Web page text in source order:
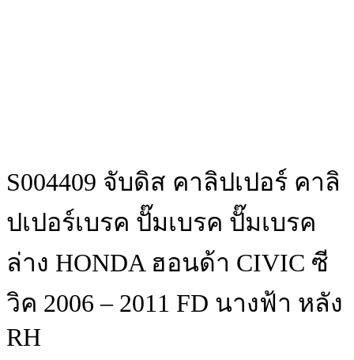
S004409 จับดิส คาลิปเปอร์ คาลิ
ปเปอร์เบรค ปั๊มเบรค ปั๊มเบรค
ล่าง HONDA ฮอนด้า CIVIC ซี
วิค 2006 – 2011 FD นางฟ้า หลัง
RH